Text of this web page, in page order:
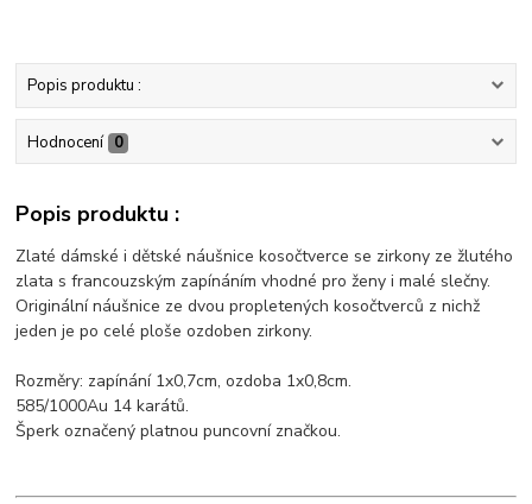
Popis produktu :
Hodnocení 0
Popis produktu :
Zlaté dámské i dětské náušnice kosočtverce se zirkony ze žlutého
zlata s francouzským zapínáním vhodné pro ženy i malé slečny.
Originální náušnice ze dvou propletených kosočtverců z nichž
jeden je po celé ploše ozdoben zirkony.
Rozměry: zapínání 1x0,7cm, ozdoba 1x0,8cm.
585/1000Au 14 karátů.
Šperk označený platnou puncovní značkou.